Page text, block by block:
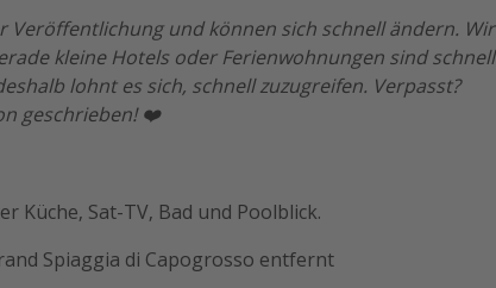
und können sich schnell ändern. Wir
kleine Hotels oder Ferienwohnungen sind schnell
lohnt es sich, schnell zuzugreifen. Verpasst?
geschrieben! ❤️
Küche, Sat-TV, Bad und Poolblick.
Spiaggia di Capogrosso entfernt